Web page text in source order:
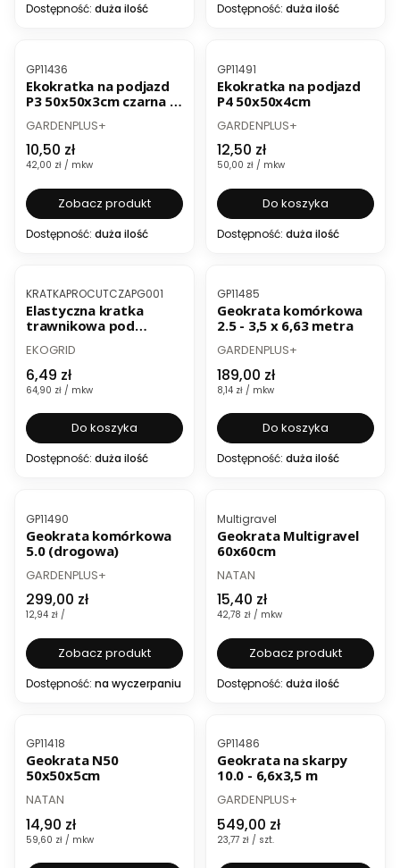
Dostępność: duża ilość Dostępność: duża ilość
Kod produktu
GP11436
Ekokratka na podjazd
P3 50x50x3cm czarna i
PRODUCENT
GARDENPLUS+
Cena
10,50 zł
Cena jednostkowa
42,00 zł / mkw
Zobacz produkt
Dostępność: duża ilość
Kod produktu
GP11491
Ekokratka na podjazd
P4 50x50x4cm
PRODUCENT
GARDENPLUS+
Cena
12,50 zł
Cena jednostkowa
50,00 zł / mkw
Do koszyka
Dostępność: duża ilość
Kod produktu
KRATKAPROCUTCZAPG001
Elastyczna kratka
trawnikowa pod
50x20cm
PRODUCENT
EKOGRID
Cena
6,49 zł
Cena jednostkowa
64,90 zł / mkw
Do koszyka
Dostępność: duża ilość
Kod produktu
GP11485
Geokrata komórkowa
2.5 - 3,5 x 6,63 metra
PRODUCENT
GARDENPLUS+
Cena
189,00 zł
Cena jednostkowa
8,14 zł / mkw
Do koszyka
Dostępność: duża ilość
Kod produktu
GP11490
Geokrata komórkowa
5.0 (drogowa)
PRODUCENT
GARDENPLUS+
Cena
299,00 zł
Cena jednostkowa
12,94 zł /
Zobacz produkt
Dostępność: na wyczerpaniu
Kod produktu
Multigravel
Geokrata Multigravel
60x60cm
PRODUCENT
NATAN
Cena
15,40 zł
Cena jednostkowa
42,78 zł / mkw
Zobacz produkt
Dostępność: duża ilość
Kod produktu
GP11418
Geokrata N50
50x50x5cm
PRODUCENT
NATAN
Cena
14,90 zł
Cena jednostkowa
59,60 zł / mkw
Kod produktu
GP11486
Geokrata na skarpy
10.0 - 6,6x3,5 m
PRODUCENT
GARDENPLUS+
Cena
549,00 zł
Cena jednostkowa
23,77 zł / szt.